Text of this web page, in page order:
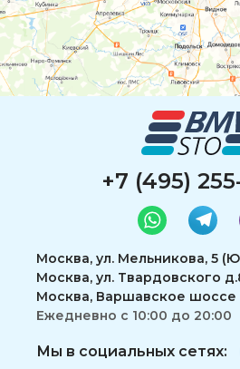
+7 (495)
Москва, ул. Мельникова, 5
Москва, ул. Твардовского
Москва, Варшавское
Ежедневно с 10:00 до 20:00
Мы в социальных сетях: